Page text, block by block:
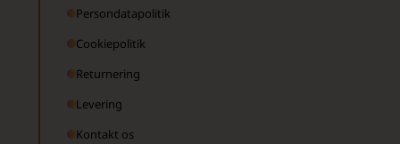
Persondatapolitik
Cookiepolitik
Returnering
Levering
Kontakt os